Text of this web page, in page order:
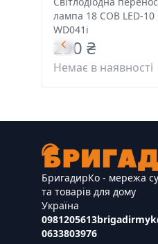
лампа 18 COB LED-10
WD041i
290 ₴
Немає в наявності
БригадирКо - мережа
та товарів для дому
Україна
0981205613
0633803976